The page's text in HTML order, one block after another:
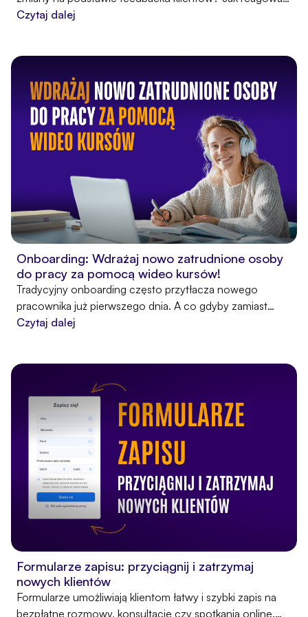
na komentarze negatywne? Jak wykorzystać pozytywne
Czytaj dalej
Onboarding: Wdrażaj nowo zatrudnione osoby
do pracy za pomocą wideo kursów!
Tradycyjny onboarding często przytłacza nowego
pracownika już pierwszego dnia. A co gdyby zamiast
sterty dokumentów dać mu angażujący kurs wideo?
Czytaj dalej
Formularze zapisu: przyciągnij i zatrzymaj
nowych klientów
Formularze umożliwiają klientom łatwy i szybki zapis na
bezpłatne rozmowy, konsultacje czy spotkania online.